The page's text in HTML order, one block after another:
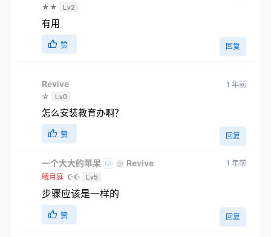
★★ Lv2
有用
赞 回复
Revive
☆ Lv0
1 年前
怎么安装教育办啊？
赞 回复
一个大大的苹果 M @ Revive
曦月庭 ☪☪ Lv5
1 年前
步骤应该是一样的
赞 回复